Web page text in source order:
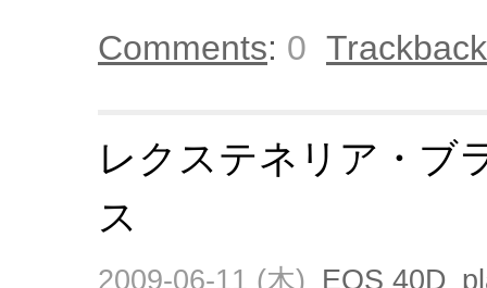
Comments: 0
レクステネリア・ブ
ス
2009-06-11 (木) EOS 40D